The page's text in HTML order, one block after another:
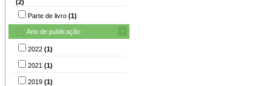
(2)
Parte de livro (1)
Ano de publicação
2022 (1)
2021 (1)
2019 (1)